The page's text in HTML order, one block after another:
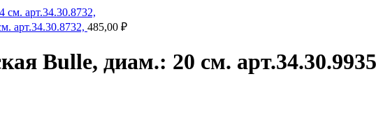
арт.34.30.8732, 485,00 ₽
Bulle, диам.: 20 см. арт.34.30.9935